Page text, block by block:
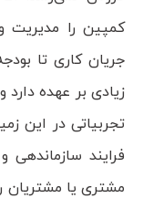
کمپین را مدیریت
جریان کاری تا
زیادی بر عهده
تجربیاتی در این
فرایند
مشتری یا